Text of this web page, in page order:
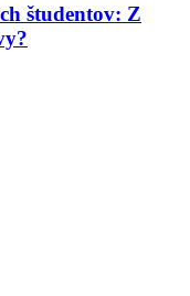
študentov: Z